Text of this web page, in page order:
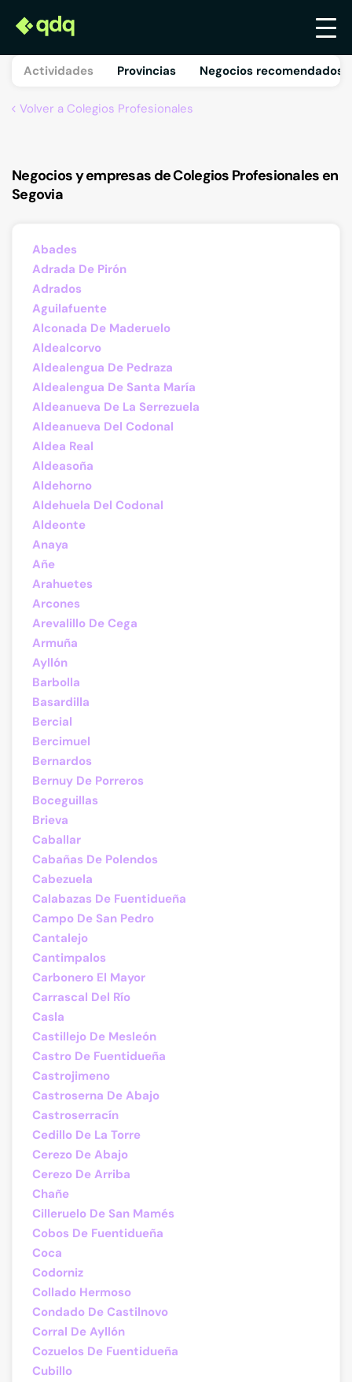
Actividades Provincias Negocios recomendados
Volver a Colegios Profesionales
Negocios y empresas de Colegios Profesionales en
Segovia
Abades
Adrada De Pirón
Adrados
Aguilafuente
Alconada De Maderuelo
Aldealcorvo
Aldealengua De Pedraza
Aldealengua De Santa María
Aldeanueva De La Serrezuela
Aldeanueva Del Codonal
Aldea Real
Aldeasoña
Aldehorno
Aldehuela Del Codonal
Aldeonte
Anaya
Añe
Arahuetes
Arcones
Arevalillo De Cega
Armuña
Ayllón
Barbolla
Basardilla
Bercial
Bercimuel
Bernardos
Bernuy De Porreros
Boceguillas
Brieva
Caballar
Cabañas De Polendos
Cabezuela
Calabazas De Fuentidueña
Campo De San Pedro
Cantalejo
Cantimpalos
Carbonero El Mayor
Carrascal Del Río
Casla
Castillejo De Mesleón
Castro De Fuentidueña
Castrojimeno
Castroserna De Abajo
Castroserracín
Cedillo De La Torre
Cerezo De Abajo
Cerezo De Arriba
Chañe
Cilleruelo De San Mamés
Cobos De Fuentidueña
Coca
Codorniz
Collado Hermoso
Condado De Castilnovo
Corral De Ayllón
Cozuelos De Fuentidueña
Cubillo